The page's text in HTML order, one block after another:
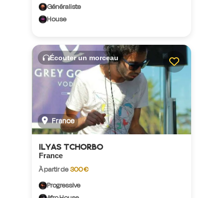
Généraliste
House
Écouter un morceau
France
ILYAS TCHORBO
France
À partir de 300 €
Progressive